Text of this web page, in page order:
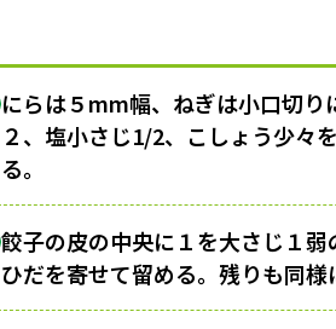
にらは５mm幅、ねぎは小口切り
２、塩小さじ1/2、こしょう少々
る。
餃子の皮の中央に１を大さじ１
ひだを寄せて留める。残りも同様